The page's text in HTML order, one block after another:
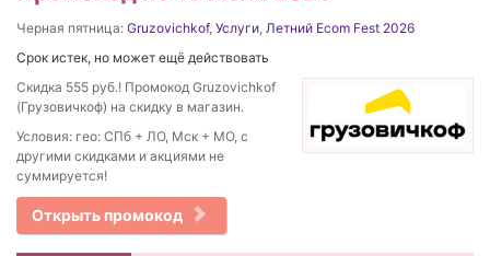
Черная пятница: Gruzovichkof, Услуги, Летний Ecom Fest 2026
Срок истек, но может ещё действовать
Скидка 555 руб.! Промокод Gruzovichkof
(Грузовичкоф) на скидку в магазин.
Условия: гео: СПб + ЛО, Мск + МО, с
другими скидками и акциями не
суммируется!
Открыть промокод